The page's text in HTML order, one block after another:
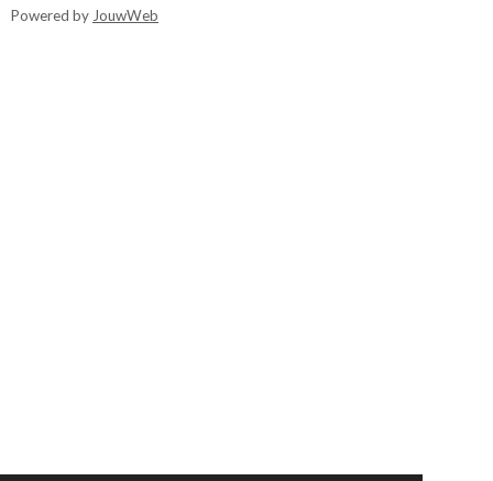
Powered byJouwWeb